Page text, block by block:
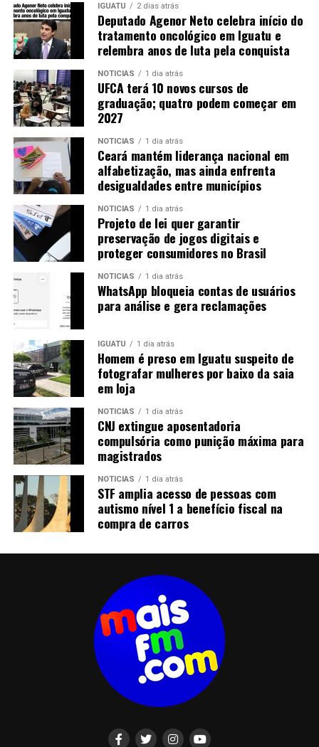
IGUATU 2 dias atrás
Deputado Agenor Neto celebra início do
tratamento oncológico em Iguatu e
relembra anos de luta pela conquista
NOTICIAS 1 dia atrás
UFCA terá 10 novos cursos de
graduação; quatro podem começar em
2027
NOTICIAS 1 dia atrás
Ceará mantém liderança nacional em
alfabetização, mas ainda enfrenta
desigualdades entre municípios
NOTICIAS 1 dia atrás
Projeto de lei quer garantir
preservação de jogos digitais e
proteger consumidores no Brasil
NOTICIAS 1 dia atrás
WhatsApp bloqueia contas de usuários
para análise e gera reclamações
IGUATU 1 dia atrás
Homem é preso em Iguatu suspeito de
fotografar mulheres por baixo da saia
em loja
NOTICIAS 1 dia atrás
CNJ extingue aposentadoria
compulsória como punição máxima para
magistrados
NOTICIAS 1 dia atrás
STF amplia acesso de pessoas com
autismo nível 1 a benefício fiscal na
compra de carros